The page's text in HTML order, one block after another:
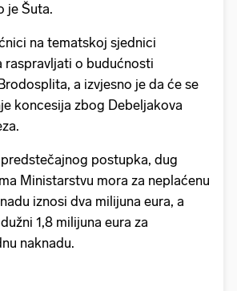
je Šuta.
na tematskoj sjednici
raspravljati o budućnosti
a izvjesno je da će se
koncesija zbog Debeljakova
postupka, dug
Ministarstvu mora za neplaćenu
iznosi dva milijuna eura, a
1,8 milijuna eura za
naknadu.